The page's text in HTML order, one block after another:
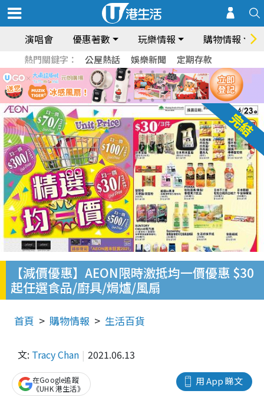
演唱會 優惠著數 玩樂情報 購物情報
熱門關鍵字： 公屋熱話 娛樂新聞 定期存款
【減價優惠】AEON限時激抵均一價優惠 $30
起任選食品/廚具/焗爐/風扇
首頁 購物情報 生活百貨
文: Tracy Chan 2021.06.13
用 App 睇文
在Google追蹤
《UHK 港生活》